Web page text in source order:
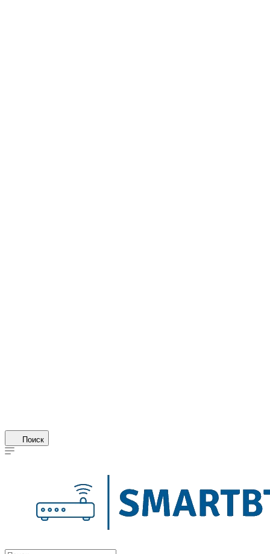
Поиск